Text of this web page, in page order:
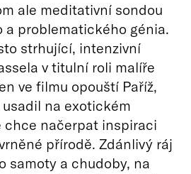
ale meditativní sondou
a problematického génia.
strhující, intenzivní
v titulní roli malíře
ve filmu opouští Paříž,
usadil na exotickém
chce načerpat inspiraci
přírodě. Zdánlivý ráj
samoty a chudoby, na